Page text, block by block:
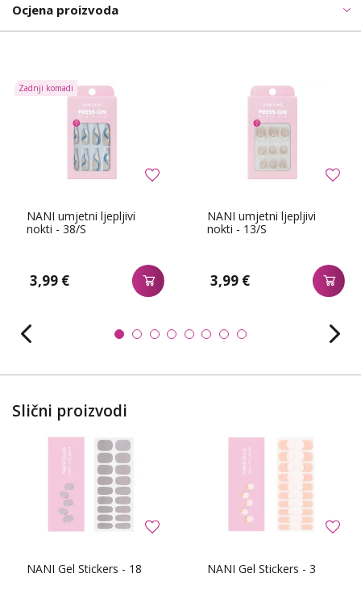
Ocjena proizvoda
NANI umjetni ljepljivi
nokti - 38/S
3,99 €
Zadnji komadi
NANI umjetni ljepljivi
nokti - 13/S
3,99 €
Slični proizvodi
NANI Gel Stickers - 18 NANI Gel Stickers - 3